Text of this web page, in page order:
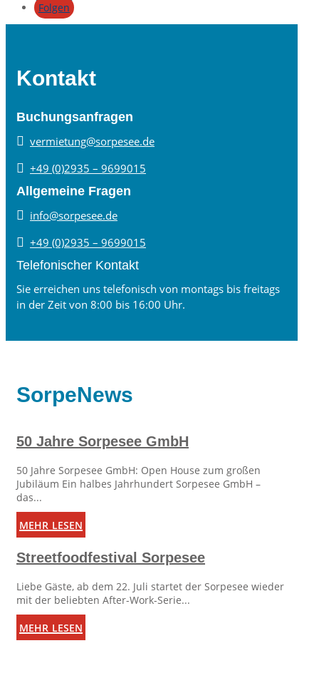
Folgen
Kontakt
Buchungsanfragen
 vermietung@sorpesee.de
 +49 (0)2935 – 9699015
Allgemeine Fragen
 info@sorpesee.de
 +49 (0)2935 – 9699015
Telefonischer Kontakt
Sie erreichen uns telefonisch von montags bis freitags
in der Zeit von 8:00 bis 16:00 Uhr.
SorpeNews
50 Jahre Sorpesee GmbH
50 Jahre Sorpesee GmbH: Open House zum großen
Jubiläum Ein halbes Jahrhundert Sorpesee GmbH –
das...
mehr lesen
Streetfoodfestival Sorpesee
Liebe Gäste, ab dem 22. Juli startet der Sorpesee wieder
mit der beliebten After-Work-Serie...
mehr lesen